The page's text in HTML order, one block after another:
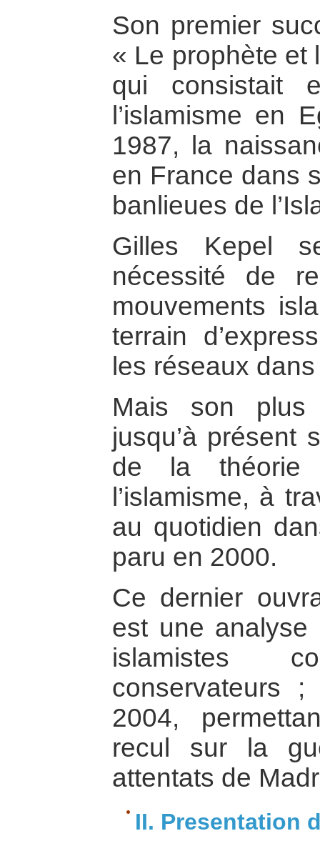
Son premier
« Le prophète et
qui consistait
l’islamisme en
1987, la
en France dans
banlieues de
Gilles Kepel
nécessité de
mouvements
terrain
les réseaux dans
Mais son plus
jusqu’à présent
de la
l’islamisme, à
au quotidien
paru en 2000.
Ce dernier
est une analyse
islamistes
conservateurs
2004,
recul sur la
attentats de
II. Presentation